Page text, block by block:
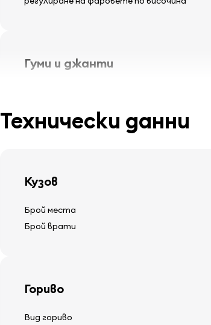
Гуми и джанти
регулируема кормилна колона
колони
Технически данни
Кузов
Брой места
Брой врати
Гориво
Вид гориво